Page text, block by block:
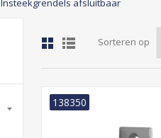
Insteekgrendels afsluitbaar
Sorteren op
138350